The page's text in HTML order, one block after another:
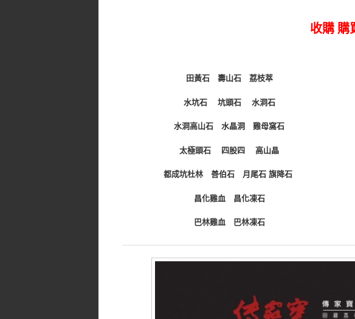
收購 購
田黃石 壽山石 荔枝萃
水坑石 坑頭石 水洞石
水洞高山石 水晶洞 雞母窩石
太極頭石 四股四 高山晶
都成坑杜林 善伯石 月尾石 旗降石
昌化雞血 昌化凍石
巴林雞血 巴林凍石